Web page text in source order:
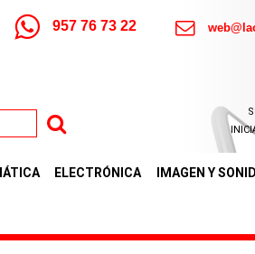
957 76 73 22
ELECTRÓNICA IMAGEN Y